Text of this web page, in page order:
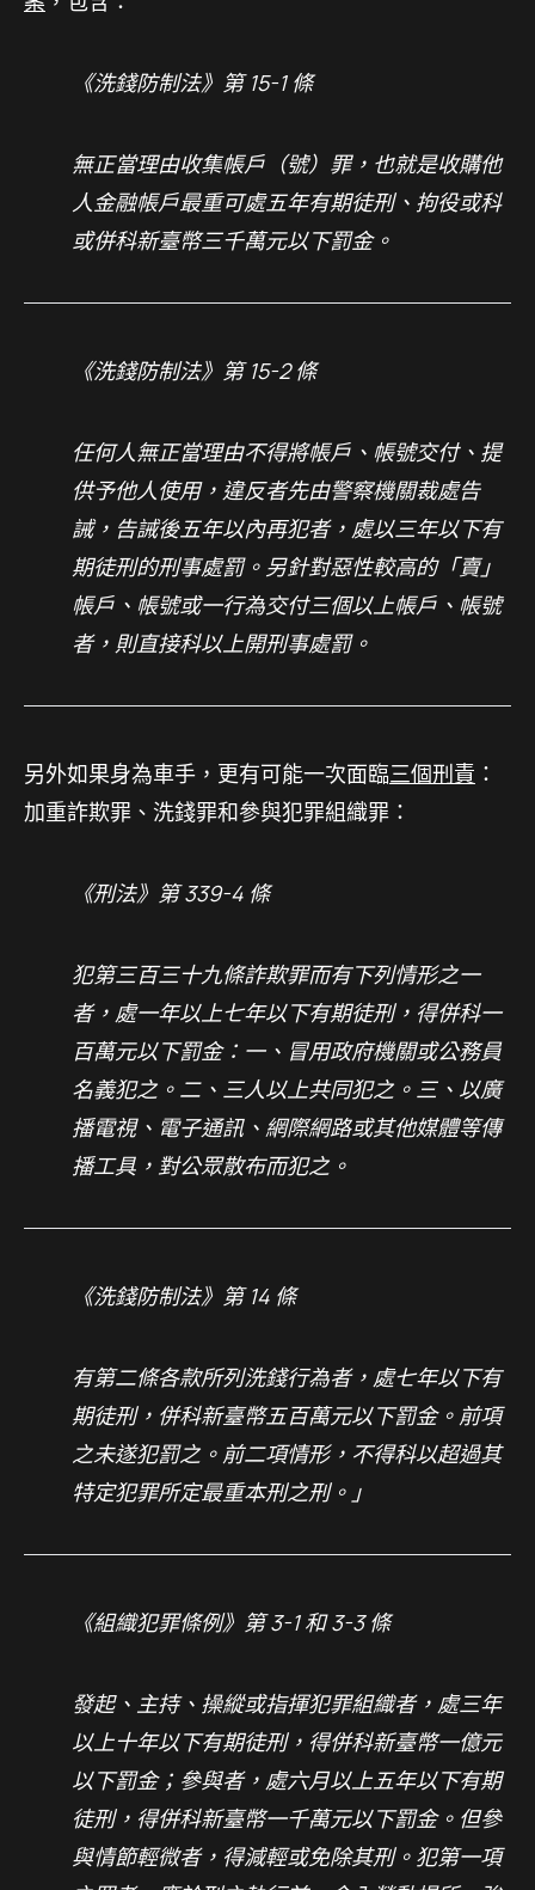
《洗錢防制法》第 15-1 條
無正當理由收集帳戶（號）罪，也就是收購他
人金融帳戶最重可處五年有期徒刑、拘役或科
或併科新臺幣三千萬元以下罰金。
《洗錢防制法》第 15-2 條
任何人無正當理由不得將帳戶、帳號交付、提
供予他人使用，違反者先由警察機關裁處告
誡，告誡後五年以內再犯者，處以三年以下有
期徒刑的刑事處罰。另針對惡性較高的「賣」
帳戶、帳號或一行為交付三個以上帳戶、帳號
者，則直接科以上開刑事處罰。
另外如果身為車手，更有可能一次面臨三個刑責 ：
加重詐欺罪、洗錢罪和參與犯罪組織罪：
《刑法》第 339-4 條
犯第三百三十九條詐欺罪而有下列情形之一
者，處一年以上七年以下有期徒刑，得併科一
百萬元以下罰金：一、冒用政府機關或公務員
名義犯之。二、三人以上共同犯之。三、以廣
播電視、電子通訊、網際網路或其他媒體等傳
播工具，對公眾散布而犯之。
《洗錢防制法》第 14 條
有第二條各款所列洗錢行為者，處七年以下有
期徒刑，併科新臺幣五百萬元以下罰金。前項
之未遂犯罰之。前二項情形，不得科以超過其
特定犯罪所定最重本刑之刑。」
《組織犯罪條例》第 3-1 和 3-3 條
發起、主持、操縱或指揮犯罪組織者，處三年
以上十年以下有期徒刑，得併科新臺幣一億元
以下罰金；參與者，處六月以上五年以下有期
徒刑，得併科新臺幣一千萬元以下罰金。但參
與情節輕微者，得減輕或免除其刑。犯第一項